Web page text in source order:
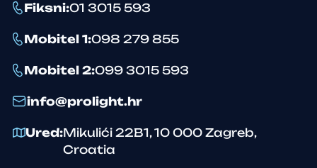
Fiksni:01 3015 593
Mobitel 1:098 279 855
Mobitel 2:099 3015 593
info@prolight.hr
Ured:Mikulići 22B1,10 000 Zagreb,
Croatia